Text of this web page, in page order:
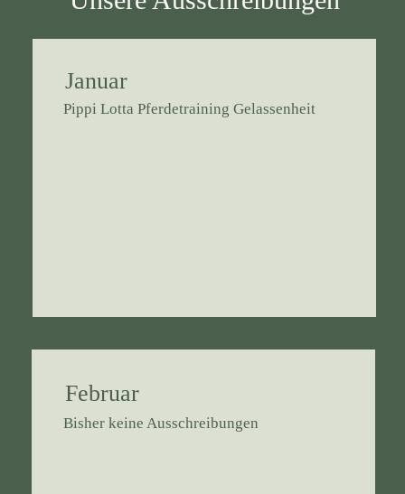
MITGLIEDERBEREICH
Januar
Februar
Pippi Lotta Pferdetraining Gelassenheit
Bisher keine Ausschreibungen